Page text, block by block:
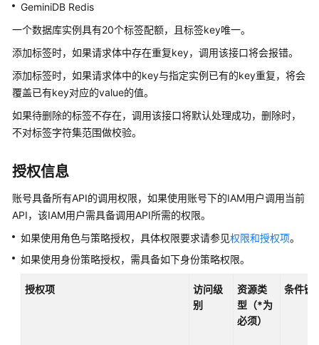
GeminiDB
接
口
Cassandra
接
兼
容
DynamoDB
接
口
GeminiDB
GeminiDB Redis
一个数据库实例具有20个标签配额，且标签key唯一。
添加标签时，如果请求体中存在重复key，调用该接口将会报错。
添加标签时，如果请求体中的key与指定实例已有的key重复，将会
覆盖已有key对应的value的值。
如果待删除的标签不存在，调用该接口将默认处理成功，删除时，
不对标签字符集范围做校验。
授权信息
账号具备所有API的调用权限，如果使用账号下的IAM用户调用当前
API，该IAM用户需具备调用API所需的权限。
如果使用角色与策略授权，具体权限要求请参见权限和授权项。
如果使用身份策略授权，需具备如下身份策略权限。
授权项
访问级
别
资源类
型（*为
必须）
条件键